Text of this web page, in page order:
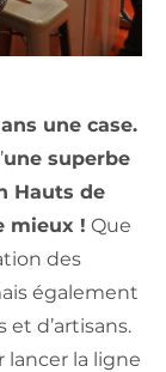
une case.
une superbe
Hauts de
mieux ! Que
des
également
d’artisans.
la ligne